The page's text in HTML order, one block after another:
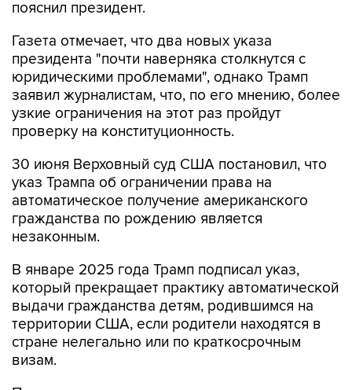
пояснил президент.
Газета отмечает, что два новых указа
президента "почти наверняка столкнутся с
юридическими проблемами", однако Трамп
заявил журналистам, что, по его мнению, более
узкие ограничения на этот раз пройдут
проверку на конституционность.
30 июня Верховный суд США постановил, что
указ Трампа об ограничении права на
автоматическое получение американского
гражданства по рождению является
незаконным.
В январе 2025 года Трамп подписал указ,
который прекращает практику автоматической
выдачи гражданства детям, родившимся на
территории США, если родители находятся в
стране нелегально или по краткосрочным
визам.